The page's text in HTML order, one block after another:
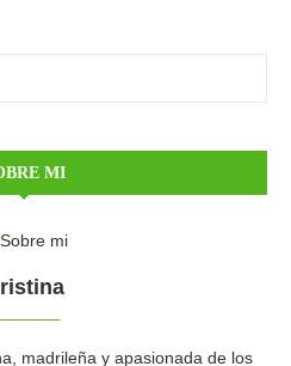
MI
madrileña y apasionada de los